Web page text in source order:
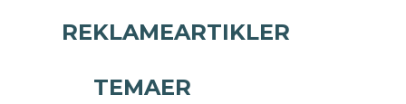
REKLAMEARTIKLER
TEMAER